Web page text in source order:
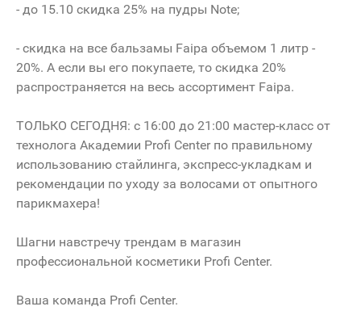
- до 15.10 скидка 25% на пудры Note;
- скидка на все бальзамы Faipa объемом 1 литр -
20%. А если вы его покупаете, то скидка 20%
распространяется на весь ассортимент Faipa.
ТОЛЬКО СЕГОДНЯ: с 16:00 до 21:00 мастер-класс от
технолога Академии Profi Center по правильному
использованию стайлинга, экспресс-укладкам и
рекомендации по уходу за волосами от опытного
парикмахера!
Шагни навстречу трендам в магазин
профессиональной косметики Profi Center.
Ваша команда Profi Center.